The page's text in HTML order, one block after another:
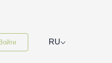
RU⌵